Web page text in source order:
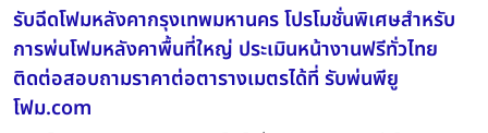
รับฉีดโฟมหลังคากรุงเทพมหานคร โปรโมชั่นพิเศษสำหรับ
การพ่นโฟมหลังคาพื้นที่ใหญ่ ประเมินหน้างานฟรีทั่วไทย
ติดต่อสอบถามราคาต่อตารางเมตรได้ที่ รับพ่นพียู
โฟม.com